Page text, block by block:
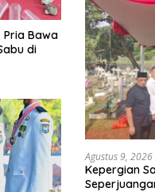
Pria Bawa
di
Agustus 9, 2026
Kepergian